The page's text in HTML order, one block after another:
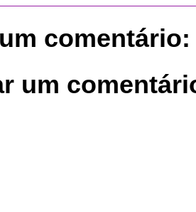
comentário:
um